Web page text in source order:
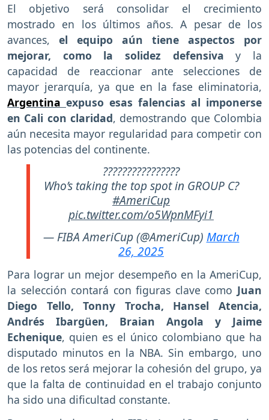
El objetivo será consolidar el crecimiento
mostrado en los últimos años. A pesar de los
avances, el equipo aún tiene aspectos por
mejorar, como la solidez defensiva y la
capacidad de reaccionar ante selecciones de
mayor jerarquía, ya que en la fase eliminatoria,
Argentina expuso esas falencias al imponerse
en Cali con claridad, demostrando que Colombia
aún necesita mayor regularidad para competir con
las potencias del continente.
????????????????
Who’s taking the top spot in GROUP C?
#AmeriCup
pic.twitter.com/o5WpnMFyi1
— FIBA AmeriCup (@AmeriCup) March
26, 2025
Para lograr un mejor desempeño en la AmeriCup,
la selección contará con figuras clave como Juan
Diego Tello, Tonny Trocha, Hansel Atencia,
Andrés Ibargüen, Braian Angola y Jaime
Echenique, quien es el único colombiano que ha
disputado minutos en la NBA. Sin embargo, uno
de los retos será mejorar la cohesión del grupo, ya
que la falta de continuidad en el trabajo conjunto
ha sido una dificultad constante.